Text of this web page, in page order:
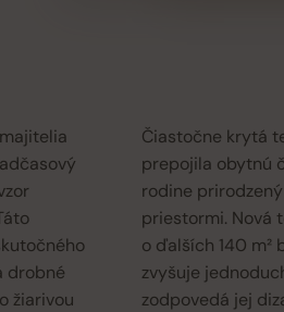
drobné
žiarivou
Čiastočne krytá
prepojila obytnú
rodine
priestormi. Nová
o ďalších 140
zvyšuje
zodpovedá jej